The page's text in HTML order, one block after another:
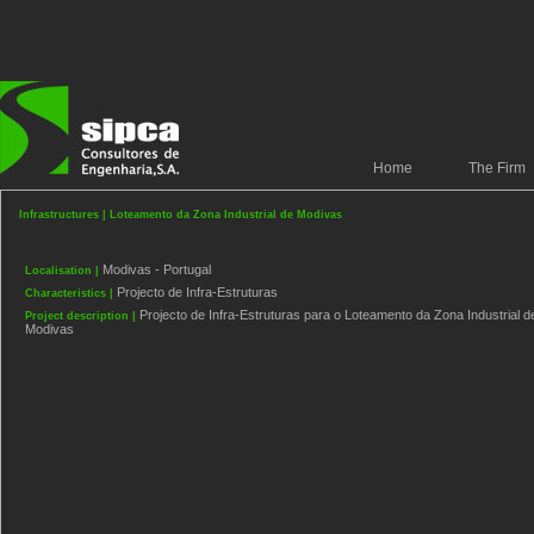
Home The Firm
Infrastructures | Loteamento da Zona Industrial de Modivas
Localisation | Modivas - Portugal
Characteristics | Projecto de Infra-Estruturas
Project description | Projecto de Infra-Estruturas para o Loteamento da Zona Industrial
Modivas